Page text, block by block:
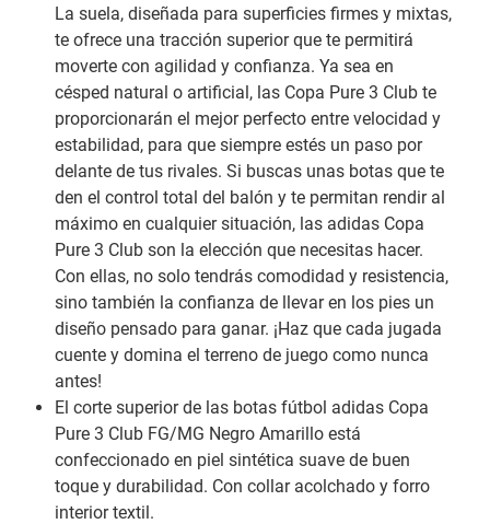
La suela, diseñada para superficies firmes y mixtas,
te ofrece una tracción superior que te permitirá
moverte con agilidad y confianza. Ya sea en
césped natural o artificial, las Copa Pure 3 Club te
proporcionarán el mejor perfecto entre velocidad y
estabilidad, para que siempre estés un paso por
delante de tus rivales. Si buscas unas botas que te
den el control total del balón y te permitan rendir al
máximo en cualquier situación, las adidas Copa
Pure 3 Club son la elección que necesitas hacer.
Con ellas, no solo tendrás comodidad y resistencia,
sino también la confianza de llevar en los pies un
diseño pensado para ganar. ¡Haz que cada jugada
cuente y domina el terreno de juego como nunca
antes!
El corte superior de las botas fútbol adidas Copa
Pure 3 Club FG/MG Negro Amarillo está
confeccionado en piel sintética suave de buen
toque y durabilidad. Con collar acolchado y forro
interior textil.